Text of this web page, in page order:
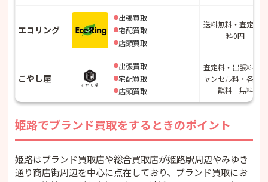
エコリング
出張買取
宅配買取
店頭買取
送料無料・査定手数
料0円
こやし屋
出張買取
宅配買取
店頭買取
査定料・出張料・キ
ャンセル料・各種相
談料 無料
姫路でブランド買取をするときのポイント
姫路はブランド買取店や総合買取店が姫路駅周辺やみゆき
通り商店街周辺を中心に点在しており、ブランド買取にお